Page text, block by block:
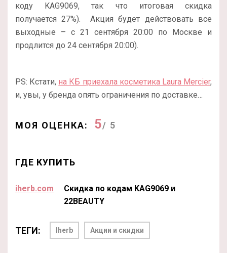
коду KAG9069, так что итоговая скидка
получается 27%). Акция будет действовать все
выходные – с 21 сентября 20:00 по Москве и
продлится до 24 сентября 20:00).
PS: Кстати, на КБ приехала косметика Laura Mercier,
и, увы, у бренда опять ограничения по доставке…
МОЯ ОЦЕНКА: 5/ 5
ГДЕ КУПИТЬ
iherb.com
Скидка по кодам KAG9069 и
22BEAUTY
ТЕГИ: Iherb Акции и скидки